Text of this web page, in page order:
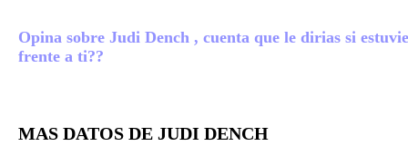
Opina sobre Judi Dench , cuenta que le dirias si
frente a ti??
MAS DATOS DE JUDI DENCH